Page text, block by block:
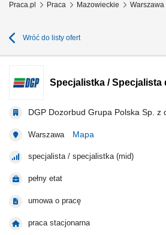
Praca.pl Praca Mazowieckie Warszawa
Wróć do listy ofert
Specjalistka / Specjalista
DGP Dozorbud Grupa Polska Sp. z
Warszawa Mapa
specjalista / specjalistka (mid)
pełny etat
umowa o pracę
praca stacjonarna